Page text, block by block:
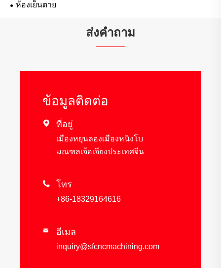
ห้องเย็นตาย
ส่งคำถาม
ข้อมูลติดต่อ
 ที่อยู่
เมืองหยุนลองเมืองหนิงโบ
มณฑลเจ้อเจียงประเทศจีน
 โทร
+86-18329164616
 อีเมล
inquiry@sfcncmachining.com